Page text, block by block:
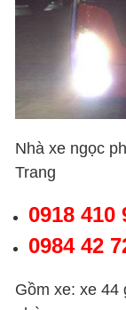
Nhà xe ngọc
Trang
0918 410
0984 42
Gồm xe: xe 44